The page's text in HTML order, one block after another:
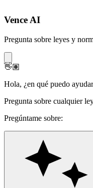
Vence AI
Pregunta sobre leyes y
👋🏽
Hola, ¿en qué puedo
Pregunta sobre cualquier
Pregúntame sobre: